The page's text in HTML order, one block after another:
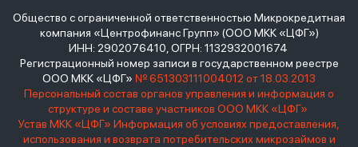
Общество с ограниченной ответственностью Микрокредитная
компания «Центрофинанс Групп» (ООО МКК «ЦФГ»)
ИНН: 2902076410, ОГРН: 1132932001674
Регистрационный номер записи в государственном реестре
ООО МКК «ЦФГ» № 651303111004012 от 18.03.2013
Персональный состав органов управления и информация о
структуре и составе участников ООО МКК «ЦФГ»
Устав МКК «ЦФГ» Информация об условиях предоставления,
использования и возврата потребительских микрозаймов и